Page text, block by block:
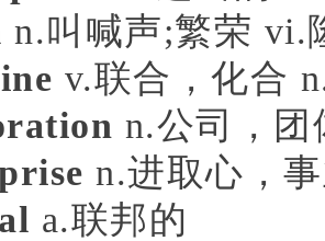
n.叫喊声;繁荣 vi.
v.联合，化合
n.公司，团
n.进取心，
a.联邦的